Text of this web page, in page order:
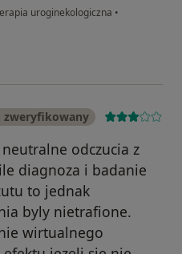
uroginekologiczna •
zweryfikowany
odczucia z
diagnoza i badanie
to jednak
byly nietrafione.
wirtualnego